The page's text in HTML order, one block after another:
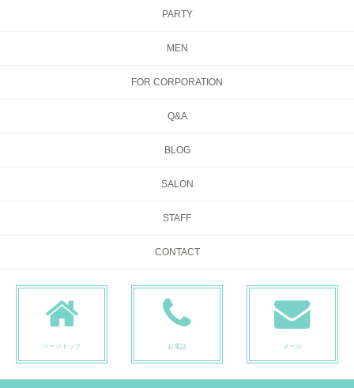
PARTY
MEN
FOR CORPORATION
Q&A
BLOG
SALON
STAFF
CONTACT
ページトップ お電話 メール